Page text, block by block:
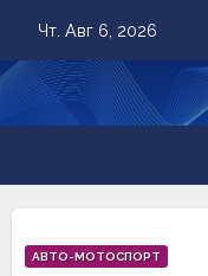
content
Чт. Авг 6, 2026
АВТО-МОТОСПОРТ